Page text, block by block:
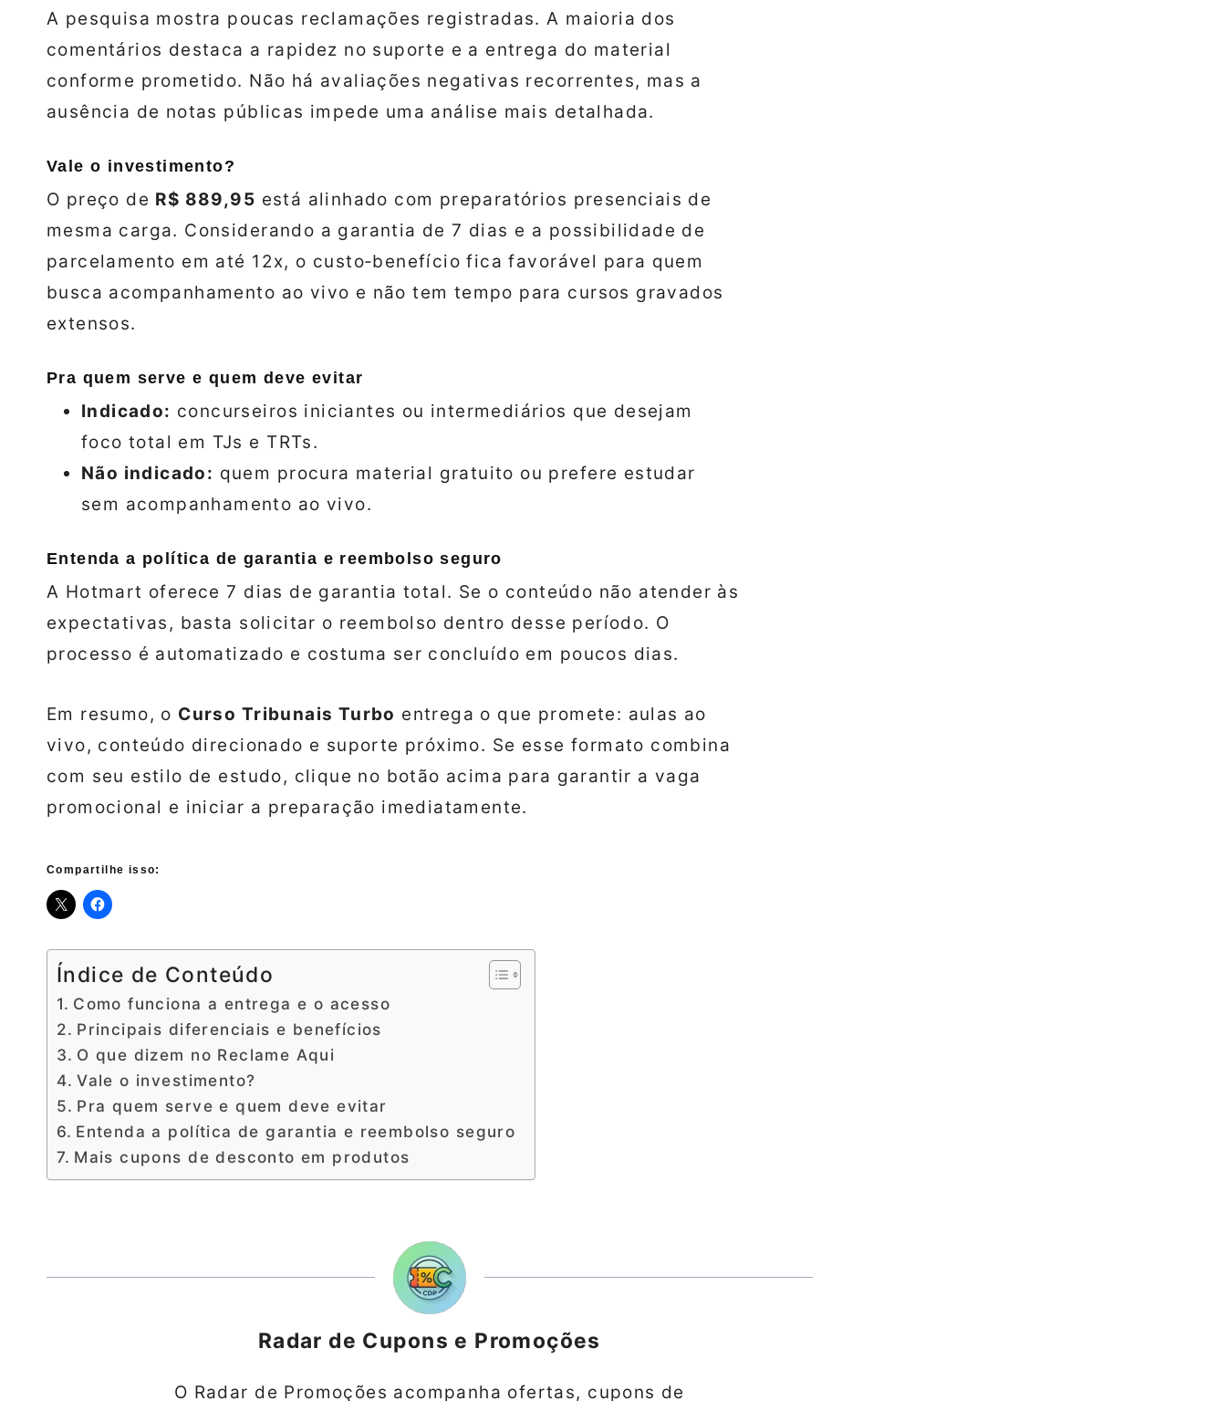
A pesquisa mostra poucas reclamações registradas. A maioria dos
comentários destaca a rapidez no suporte e a entrega do material
conforme prometido. Não há avaliações negativas recorrentes, mas a
ausência de notas públicas impede uma análise mais detalhada.
Vale o investimento?
O preço de R$ 889,95 está alinhado com preparatórios presenciais de
mesma carga. Considerando a garantia de 7 dias e a possibilidade de
parcelamento em até 12x, o custo‑benefício fica favorável para quem
busca acompanhamento ao vivo e não tem tempo para cursos gravados
extensos.
Pra quem serve e quem deve evitar
Indicado: concurseiros iniciantes ou intermediários que desejam
foco total em TJs e TRTs.
Não indicado: quem procura material gratuito ou prefere estudar
sem acompanhamento ao vivo.
Entenda a política de garantia e reembolso seguro
A Hotmart oferece 7 dias de garantia total. Se o conteúdo não atender às
expectativas, basta solicitar o reembolso dentro desse período. O
processo é automatizado e costuma ser concluído em poucos dias.
Em resumo, o Curso Tribunais Turbo entrega o que promete: aulas ao
vivo, conteúdo direcionado e suporte próximo. Se esse formato combina
com seu estilo de estudo, clique no botão acima para garantir a vaga
promocional e iniciar a preparação imediatamente.
Compartilhe isso:
Índice de Conteúdo
Como funciona a entrega e o acesso
Principais diferenciais e benefícios
O que dizem no Reclame Aqui
Vale o investimento?
Pra quem serve e quem deve evitar
Entenda a política de garantia e reembolso seguro
Mais cupons de desconto em produtos
Radar de Cupons e Promoções
O Radar de Promoções acompanha ofertas, cupons de